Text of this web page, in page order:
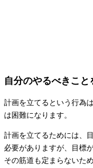
自分のやるべきこ
計画を立てるという行為
は困難になります。
計画を立てるためには、
必要がありますが、目標
その筋道も定まらないた